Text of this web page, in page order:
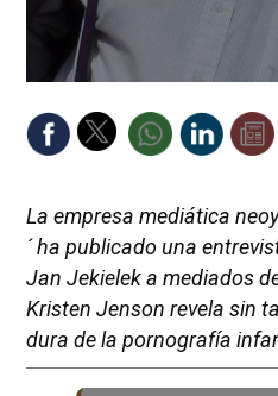
La empresa mediática
´ ha publicado una
Jan Jekielek a mediados
Kristen Jenson revela sin
dura de la pornografía